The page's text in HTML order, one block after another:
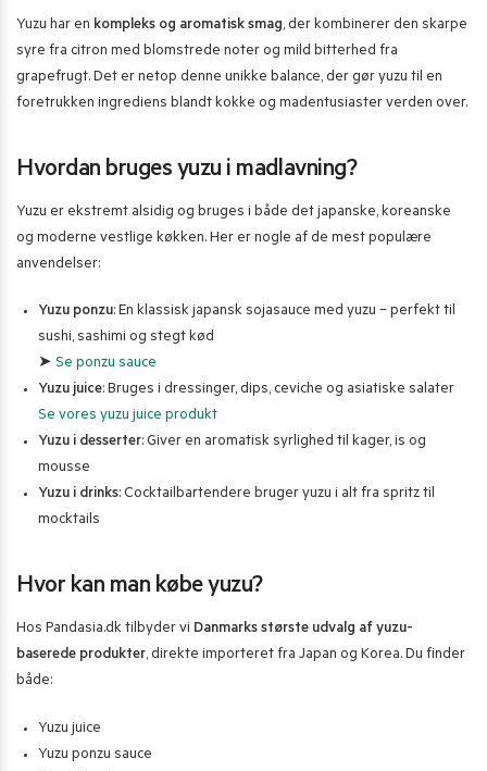
Yuzu har en kompleks og aromatisk smag, der kombinerer den skarpe
syre fra citron med blomstrede noter og mild bitterhed fra
grapefrugt. Det er netop denne unikke balance, der gør yuzu til en
foretrukken ingrediens blandt kokke og madentusiaster verden over.
Hvordan bruges yuzu i madlavning?
Yuzu er ekstremt alsidig og bruges i både det japanske, koreanske
og moderne vestlige køkken. Her er nogle af de mest populære
anvendelser:
Yuzu ponzu: En klassisk japansk sojasauce med yuzu – perfekt til
sushi, sashimi og stegt kød
➤ Se ponzu sauce
Yuzu juice: Bruges i dressinger, dips, ceviche og asiatiske salater
Se vores yuzu juice produkt
Yuzu i desserter: Giver en aromatisk syrlighed til kager, is og
mousse
Yuzu i drinks: Cocktailbartendere bruger yuzu i alt fra spritz til
mocktails
Hvor kan man købe yuzu?
Hos Pandasia.dk tilbyder vi Danmarks største udvalg af yuzu-
baserede produkter, direkte importeret fra Japan og Korea. Du finder
både:
Yuzu juice
Yuzu ponzu sauce